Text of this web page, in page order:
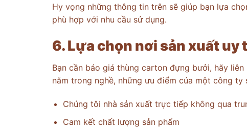
Hy vọng những thông tin trên sẽ giúp bạn lựa
phù hợp với nhu cầu sử dụng.
6. Lựa chọn nơi sản xuất uy
Bạn cần báo giá thùng carton đựng bưởi, hãy liên
năm trong nghề, những ưu điểm của một công ty
Chúng tôi nhà sản xuất trực tiếp không qua
Cam kết chất lượng sản phẩm